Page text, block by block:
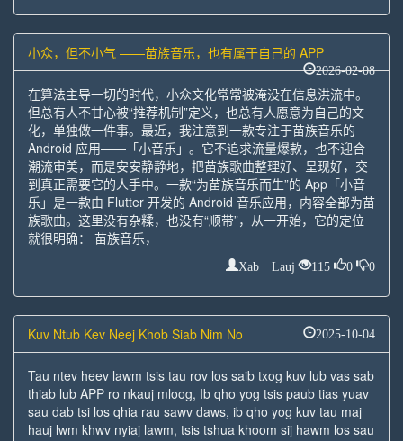
小众，但不小气 ——苗族音乐，也有属于自己的 APP
2026-02-08
在算法主导一切的时代，小众文化常常被淹没在信息洪流中。
但总有人不甘心被“推荐机制”定义，也总有人愿意为自己的文
化，单独做一件事。最近，我注意到一款专注于苗族音乐的
Android 应用——「小音乐」。它不追求流量爆款，也不迎合
潮流审美，而是安安静静地，把苗族歌曲整理好、呈现好，交
到真正需要它的人手中。一款“为苗族音乐而生”的 App「小音
乐」是一款由 Flutter 开发的 Android 音乐应用，内容全部为苗
族歌曲。这里没有杂糅，也没有“顺带”，从一开始，它的定位
就很明确： 苗族音乐，
Xab Lauj 115 0 0
Kuv Ntub Kev Neej Khob Siab Nim No 2025-10-04
Tau ntev heev lawm tsis tau rov los saib txog kuv lub vas sab
thiab lub APP ro nkauj mloog, Ib qho yog tsis paub tias yuav
sau dab tsi los qhia rau sawv daws, ib qho yog kuv tau maj
hauj lwm khwv nyiaj lawm, tsis tshua khoom sij hawm los sau